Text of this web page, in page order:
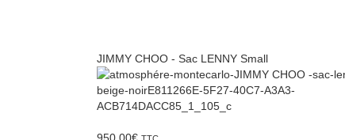
JIMMY CHOO - Sac LENNY Small